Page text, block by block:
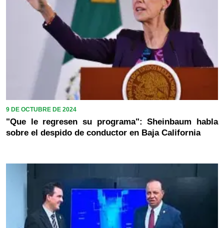
9 DE OCTUBRE DE 2024
"Que le regresen su programa": Sheinbaum habla
sobre el despido de conductor en Baja California